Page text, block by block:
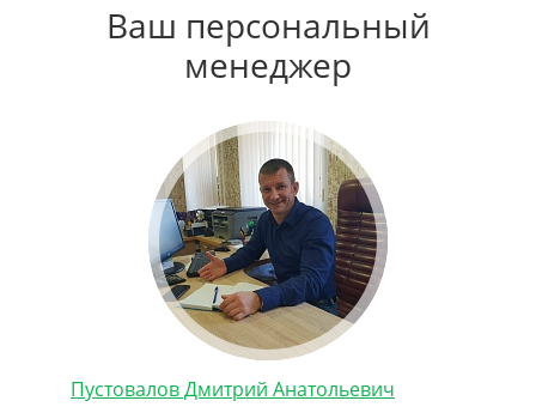
Ваш персональный
менеджер
Пустовалов Дмитрий Анатольевич